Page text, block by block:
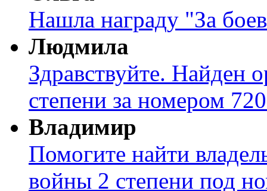
Нашла награду "За
Людмила
Здравствуйте. Найден
степени за номером
Владимир
Помогите найти
войны 2 степени под